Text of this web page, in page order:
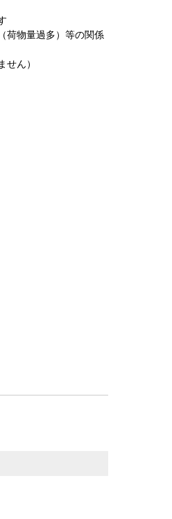
荷物量過多）等の関係
ん）